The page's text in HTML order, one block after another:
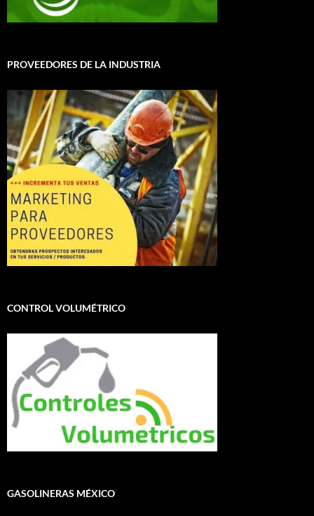
PROVEEDORES DE LA INDUSTRIA
CONTROL VOLUMÉTRICO
GASOLINERAS MÉXICO